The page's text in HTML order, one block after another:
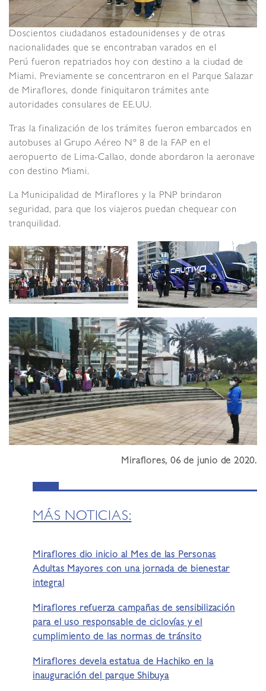
Doscientos ciudadanos estadounidenses y de otras
nacionalidades que se encontraban varados en el
Perú fueron repatriados hoy con destino a la ciudad de
Miami. Previamente se concentraron en el Parque Salazar
de Miraflores, donde finiquitaron trámites ante
autoridades consulares de EE.UU.
Tras la finalización de los trámites fueron embarcados en
autobuses al Grupo Aéreo Nº 8 de la FAP en el
aeropuerto de Lima-Callao, donde abordaron la aeronave
con destino Miami.
La Municipalidad de Miraflores y la PNP brindaron
seguridad, para que los viajeros puedan chequear con
tranquilidad.
Miraflores, 06 de junio de 2020.
MÁS NOTICIAS:
Miraflores dio inicio al Mes de las Personas
Adultas Mayores con una jornada de bienestar
integral
Miraflores refuerza campañas de sensibilización
para el uso responsable de ciclovías y el
cumplimiento de las normas de tránsito
Miraflores devela estatua de Hachiko en la
inauguración del parque Shibuya